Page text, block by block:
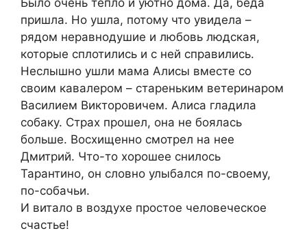
Было очень тепло и уютно дома. Да, беда
пришла. Но ушла, потому что увидела –
рядом неравнодушие и любовь людская,
которые сплотились и с ней справились.
Неслышно ушли мама Алисы вместе со
своим кавалером – стареньким ветеринаром
Василием Викторовичем. Алиса гладила
собаку. Страх прошел, она не боялась
больше. Восхищенно смотрел на нее
Дмитрий. Что-то хорошее снилось
Тарантино, он словно улыбался по-своему,
по-собачьи.
И витало в воздухе простое человеческое
счастье!